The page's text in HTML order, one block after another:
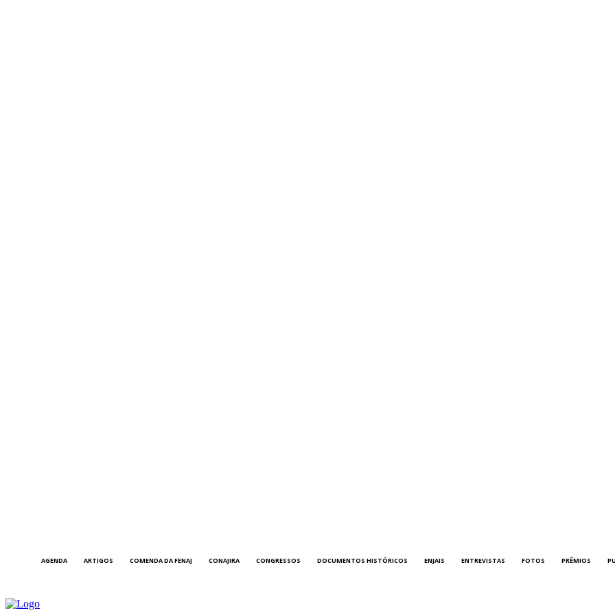
AGENDA ARTIGOS COMENDA DA FENAJ CONAJIRA CONGRESSOS DOCUMENTOS HISTÓRICOS ENJAIS ENTREVISTAS FOTOS PRÊMIOS